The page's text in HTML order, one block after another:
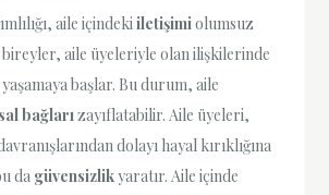
aile içindekiiletişimiolumsuz
bireyler, aile üyeleriyle olan ilişkilerinde
başlar. Bu durum, aile
bağlarızayıflatabilir. Aile üyeleri,
dolayı hayal kırıklığına
da güvensizlikyaratır. Aile içinde